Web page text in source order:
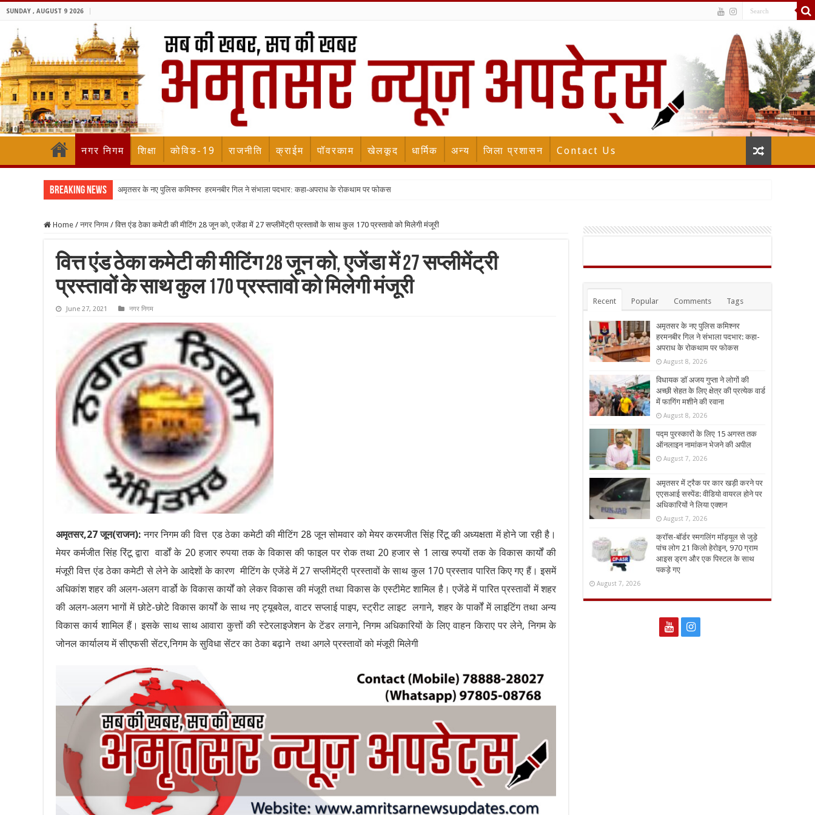
SUNDAY , AUGUST 9 2026
नगर निगम शिक्षा कोविड-19 राजनीति क्राईम पॉवरकाम खेलकूद धार्मिक अन्य जिला प्रशासन Contact Us
Breaking News अमृतसर के नए पुलिस कमिश्नर हरमनबीर गिल ने संभाला पदभार: कहा-अपराध के रोकथाम पर फोकस
Home / नगर निगम / वित्त एंड ठेका कमेटी की मीटिंग 28 जून को, एजेंडा में 27 सप्लीमेंट्री प्रस्तावों के साथ कुल 170 प्रस्तावो को मिलेगी मंजूरी
वित्त एंड ठेका कमेटी की मीटिंग 28 जून को, एजेंडा में 27 सप्लीमेंट्री
प्रस्तावों के साथ कुल 170 प्रस्तावो को मिलेगी मंजूरी
June 27, 2021 नगर निगम
अमृतसर,27 जून(राजन): नगर निगम की वित्त एड ठेका कमेटी की मीटिंग 28 जून सोमवार को मेयर करमजीत सिंह रिंटू की अध्यक्षता में होने जा रही है।
मेयर कर्मजीत सिंह रिंटू द्वारा वार्डों के 20 हजार रुपया तक के विकास की फाइल पर रोक तथा 20 हजार से 1 लाख रुपयों तक के विकास कार्यों की
मंजूरी वित्त एंड ठेका कमेटी से लेने के आदेशों के कारण मीटिंग के एजेंडे में 27 सप्लीमेंट्री प्रस्तावों के साथ कुल 170 प्रस्ताव पारित किए गए हैं। इसमें
अधिकांश शहर की अलग-अलग वार्डो के विकास कार्यों को लेकर विकास की मंजूरी तथा विकास के एस्टीमेट शामिल है। एजेंडे में पारित प्रस्तावों में शहर
की अलग-अलग भागों में छोटे-छोटे विकास कार्यों के साथ नए ट्यूबवेल, वाटर सप्लाई पाइप, स्ट्रीट लाइट लगाने, शहर के पार्कों में लाइटिंग तथा अन्य
विकास कार्य शामिल हैं। इसके साथ साथ आवारा कुत्तों की स्टेरलाइजेशन के टेंडर लगाने, निगम अधिकारियों के लिए वाहन किराए पर लेने, निगम के
जोनल कार्यालय में सीएफसी सेंटर,निगम के सुविधा सेंटर का ठेका बढ़ाने तथा अगले प्रस्तावों को मंजूरी मिलेगी
Recent Popular Comments Tags
अमृतसर के नए पुलिस कमिश्नर
हरमनबीर गिल ने संभाला पदभार: कहा-
अपराध के रोकथाम पर फोकस
August 8, 2026
विधायक डॉ अजय गुप्ता ने लोगों की
अच्छी सेहत के लिए क्षेत्र की प्रत्येक वार्ड
में फागिंग मशीने की रवाना
August 8, 2026
पद्म पुरस्कारों के लिए 15 अगस्त तक
ऑनलाइन नामांकन भेजने की अपील
August 7, 2026
अमृतसर में ट्रैक पर कार खड़ी करने पर
एएसआई सस्पेंड: वीडियो वायरल होने पर
अधिकारियों ने लिया एक्शन
August 7, 2026
क्रॉस-बॉर्डर स्मगलिंग मॉड्यूल से जुड़े
पांच लोग 21 किलो हेरोइन, 970 ग्राम
आइस ड्रग और एक पिस्टल के साथ
पकड़े गए
August 7, 2026